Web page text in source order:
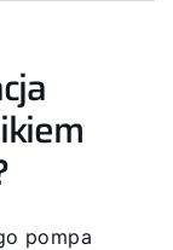
pompa